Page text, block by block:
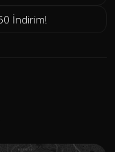
İndirim!